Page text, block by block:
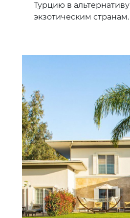
Турцию в альтернативу
экзотическим странам.